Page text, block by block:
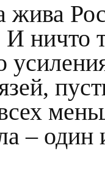
ничто
–